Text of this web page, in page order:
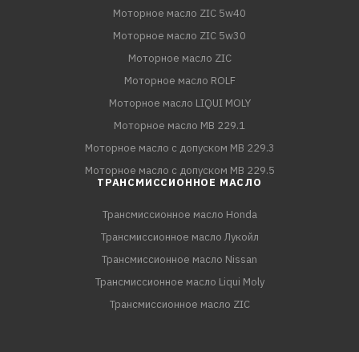
Моторное масло ZIC 5w40
Моторное масло ZIC 5w30
Моторное масло ZIC
Моторное масло ROLF
Моторное масло LIQUI MOLY
Моторное масло MB 229.1
Моторное масло с допуском MB 229.3
Моторное масло с допуском MB 229.5
ТРАНСМИССИОННОЕ МАСЛО
Трансмиссионное масло Honda
Трансмиссионное масло Лукойл
Трансмиссионное масло Nissan
Трансмиссионное масло Liqui Moly
Трансмиссионное масло ZIC